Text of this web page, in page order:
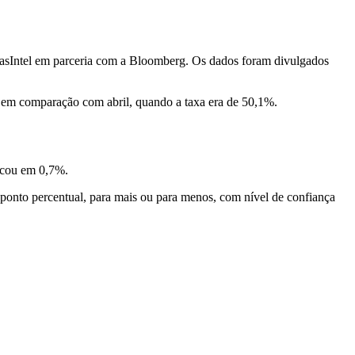
em parceria com a Bloomberg. Os dados foram divulgados
comparação com abril, quando a taxa era de 50,1%.
em 0,7%.
percentual, para mais ou para menos, com nível de confiança